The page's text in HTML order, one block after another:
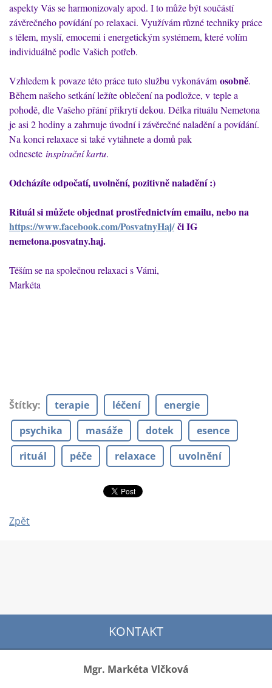
aspekty Vás se harmonizovaly apod. I to může být součástí
závěrečného povídání po relaxaci. Využívám různé techniky práce
s tělem, myslí, emocemi i energetickým systémem, které volím
individuálně podle Vašich potřeb.
Vzhledem k povaze této práce tuto službu vykonávám osobně.
Během našeho setkání ležíte oblečení na podložce, v teple a
pohodě, dle Vašeho přání přikrytí dekou. Délka rituálu Nemetona
je asi 2 hodiny a zahrnuje úvodní i závěrečné naladění a povídání.
Na konci relaxace si také vytáhnete a domů pak
odnesete inspirační kartu.
Odcházíte odpočatí, uvolnění, pozitivně naladění :)
Rituál si můžete objednat prostřednictvím emailu, nebo na
https://www.facebook.com/PosvatnyHaj/či IG
nemetona.posvatny.haj.
Těším se na společnou relaxaci s Vámi,
Markéta
Štítky: terapie léčení
energie
psychika
masáže dotek
esence
rituál
péče relaxace uvolnění
Zpět
KONTAKT
Mgr. Markéta Vlčková